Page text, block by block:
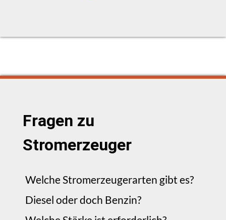
Fragen zu
Stromerzeuger
Welche Stromerzeugerarten gibt es?
Diesel oder doch Benzin?